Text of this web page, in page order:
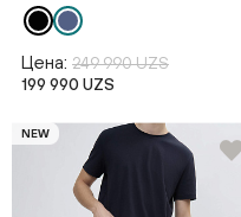
Цена: 249 990 UZS
199 990 UZS
NEW